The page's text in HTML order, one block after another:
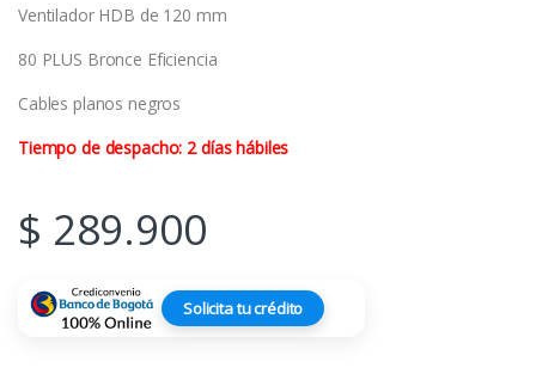
Ventilador HDB de 120 mm
80 PLUS Bronce Eficiencia
Cables planos negros
Tiempo de despacho: 2 días hábiles
$ 289.900
Solicita tu crédito